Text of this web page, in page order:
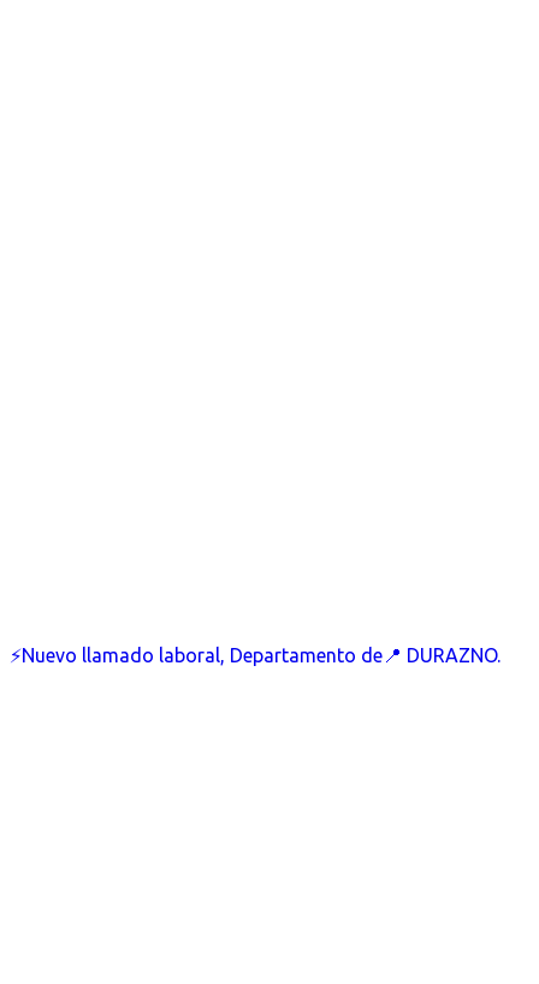
⚡Nuevo llamado laboral, Departamento de📍 DURAZNO.